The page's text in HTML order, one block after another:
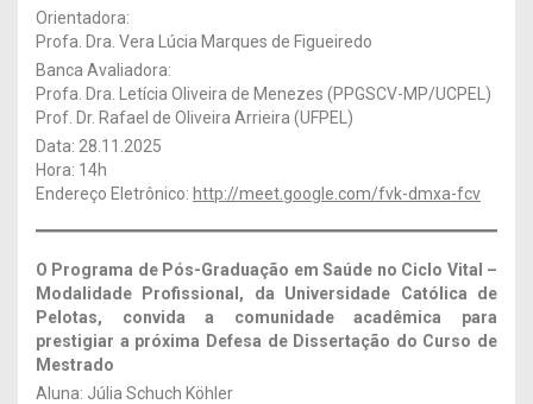
Orientadora:
Profa. Dra. Vera Lúcia Marques de Figueiredo
Banca Avaliadora:
Profa. Dra. Letícia Oliveira de Menezes (PPGSCV-MP/UCPEL)
Prof. Dr. Rafael de Oliveira Arrieira (UFPEL)
Data: 28.11.2025
Hora: 14h
Endereço Eletrônico: http://meet.google.com/fvk-dmxa-fcv
O Programa de Pós-Graduação em Saúde no Ciclo Vital –
Modalidade Profissional, da Universidade Católica de
Pelotas, convida a comunidade acadêmica para
prestigiar a próxima Defesa de Dissertação do Curso de
Mestrado
Aluna: Júlia Schuch Köhler